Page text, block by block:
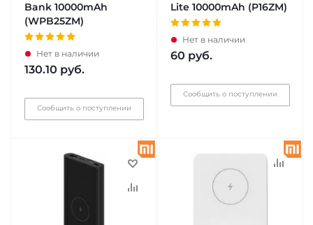
Bank 10000mAh
(WPB25ZM)
Нет в наличии
130.10 руб.
Сообщить о поступлении
Lite 10000mAh (P16ZM)
Нет в наличии
60 руб.
Сообщить о поступлении